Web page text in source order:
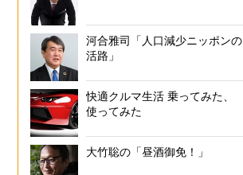
河合雅司「人口減少ニッポンの
活路」
快適クルマ生活 乗ってみた、
使ってみた
大竹聡の「昼酒御免！」